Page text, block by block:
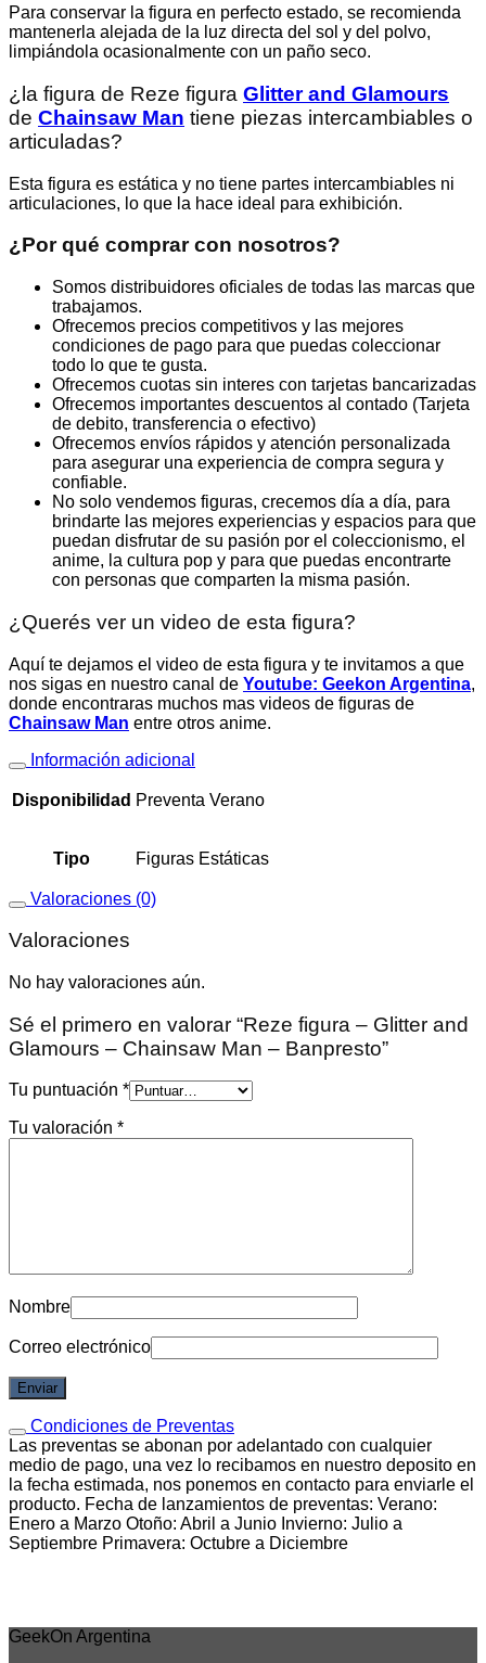
Para conservar la figura en perfecto estado, se recomienda
mantenerla alejada de la luz directa del sol y del polvo,
limpiándola ocasionalmente con un paño seco.
¿la figura de Reze figura Glitter and Glamours
de Chainsaw Man tiene piezas intercambiables o
articuladas?
Esta figura es estática y no tiene partes intercambiables ni
articulaciones, lo que la hace ideal para exhibición.
¿Por qué comprar con nosotros?
Somos distribuidores oficiales de todas las marcas que
trabajamos.
Ofrecemos precios competitivos y las mejores
condiciones de pago para que puedas coleccionar
todo lo que te gusta.
Ofrecemos cuotas sin interes con tarjetas bancarizadas
Ofrecemos importantes descuentos al contado (Tarjeta
de debito, transferencia o efectivo)
Ofrecemos envíos rápidos y atención personalizada
para asegurar una experiencia de compra segura y
confiable.
No solo vendemos figuras, crecemos día a día, para
brindarte las mejores experiencias y espacios para que
puedan disfrutar de su pasión por el coleccionismo, el
anime, la cultura pop y para que puedas encontrarte
con personas que comparten la misma pasión.
¿Querés ver un video de esta figura?
Aquí te dejamos el video de esta figura y te invitamos a que
nos sigas en nuestro canal de Youtube: Geekon Argentina,
donde encontraras muchos mas videos de figuras de
Chainsaw Man entre otros anime.
Información adicional
Disponibilidad Preventa Verano
Tipo Figuras Estáticas
Valoraciones (0)
Valoraciones
No hay valoraciones aún.
Sé el primero en valorar “Reze figura – Glitter and
Glamours – Chainsaw Man – Banpresto”
Tu puntuación *
Tu valoración *
Nombre
Correo electrónico
Condiciones de Preventas
Las preventas se abonan por adelantado con cualquier
medio de pago, una vez lo recibamos en nuestro deposito en
la fecha estimada, nos ponemos en contacto para enviarle el
producto. Fecha de lanzamientos de preventas: Verano:
Enero a Marzo Otoño: Abril a Junio Invierno: Julio a
Septiembre Primavera: Octubre a Diciembre
GeekOn Argentina